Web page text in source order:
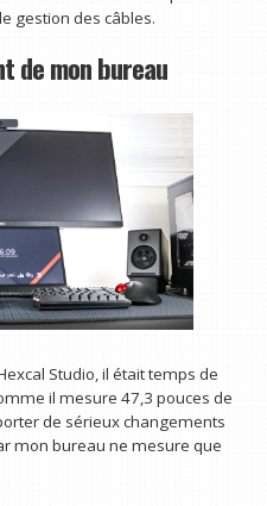
gestion des câbles.
de mon bureau
Studio, il était temps de
il mesure 47,3 pouces de
de sérieux changements
mon bureau ne mesure que